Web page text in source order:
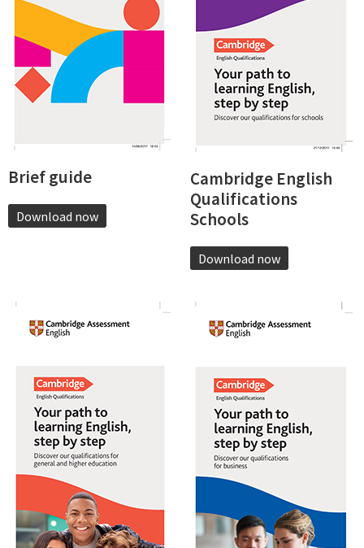
Brief guide
Download now
Cambridge English
Qualifications
Schools
Download now